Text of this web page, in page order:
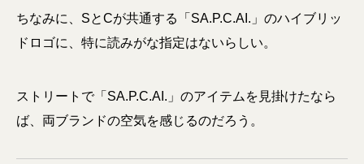
ちなみに、SとCが共通する「SA.P.C.AI.」のハイブリッ
ドロゴに、特に読みがな指定はないらしい。
ストリートで「SA.P.C.AI.」のアイテムを見掛けたなら
ば、両ブランドの空気を感じるのだろう。